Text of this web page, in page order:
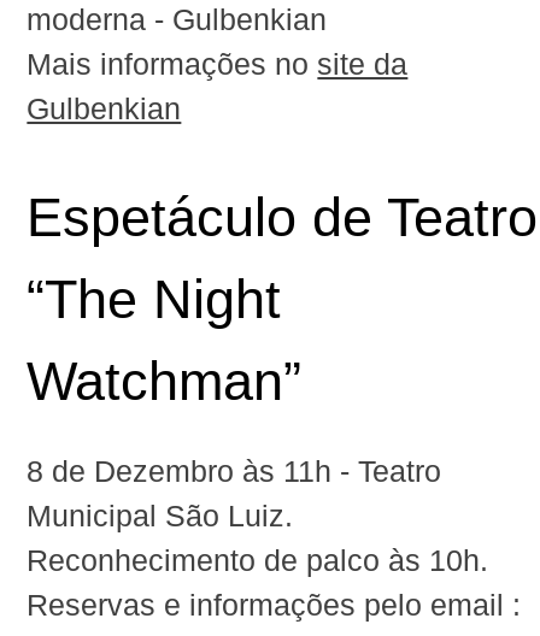
moderna - Gulbenkian
Mais informações no site da
Gulbenkian
Espetáculo de Teatro
“The Night
Watchman”
8 de Dezembro às 11h‬ - Teatro
Municipal São Luiz.
Reconhecimento de palco ‪às 10h‬.
Reservas e informações pelo email :